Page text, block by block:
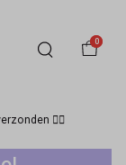
0
🏃‍♀️